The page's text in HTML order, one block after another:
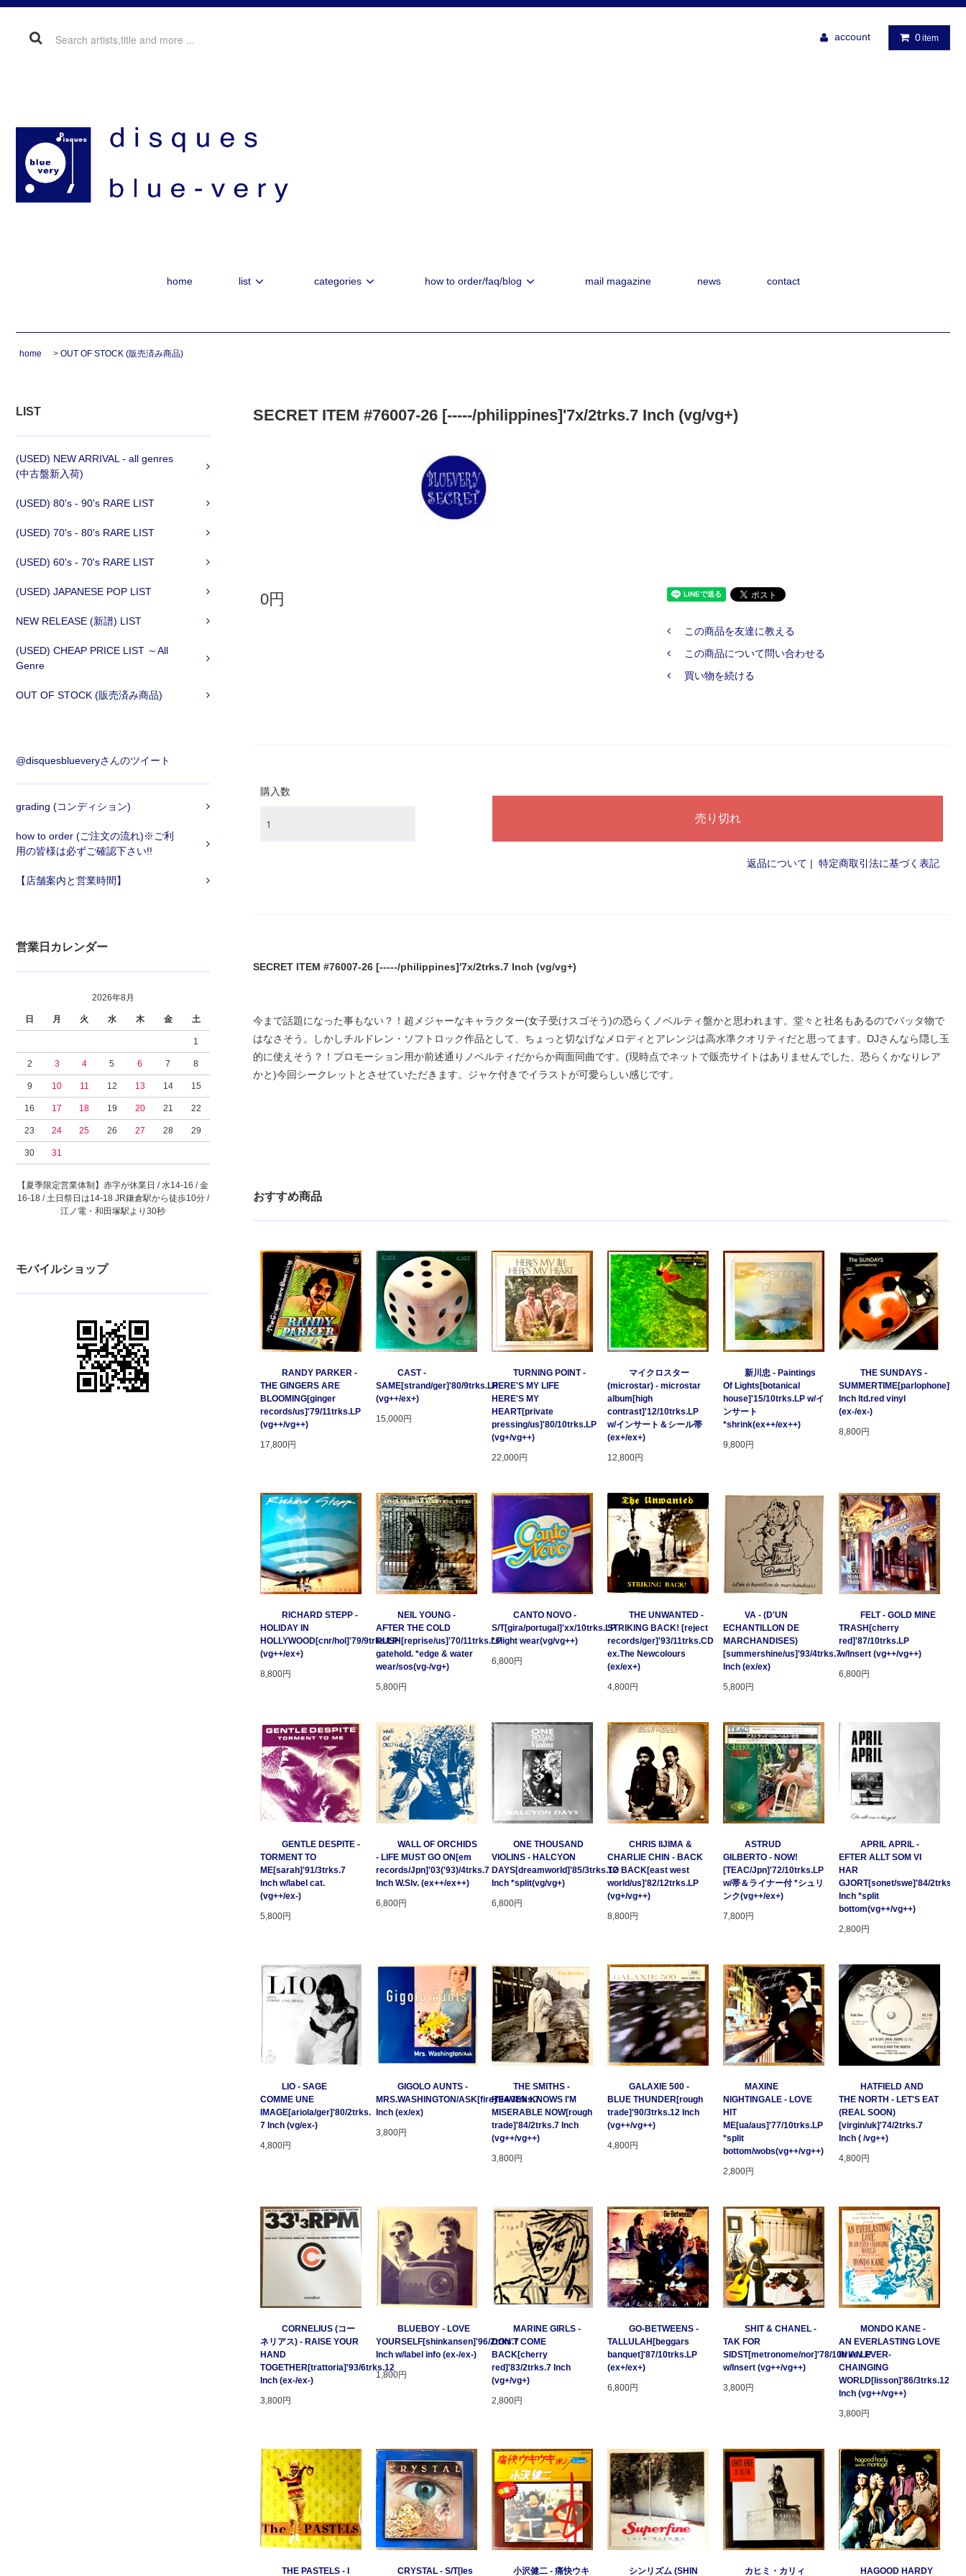
account 0item
home list categories how to order/faq/blog mail magazine news contact
home > OUT OF STOCK (販売済み商品)
LIST
(USED) NEW ARRIVAL - all genres
(中古盤新入荷)
(USED) 80's - 90's RARE LIST
(USED) 70's - 80's RARE LIST
(USED) 60's - 70's RARE LIST
(USED) JAPANESE POP LIST
NEW RELEASE (新譜) LIST
(USED) CHEAP PRICE LIST ～All
Genre
OUT OF STOCK (販売済み商品)
@disquesblueveryさんのツイート
grading (コンディション)
how to order (ご注文の流れ)※ご利
用の皆様は必ずご確認下さい!!
【店舗案内と営業時間】
営業日カレンダー
2026年8月
日 月 火 水 木 金 土
1
2 3 4 5 6 7 8
9 10 11 12 13 14 15
16 17 18 19 20 21 22
23 24 25 26 27 28 29
30 31
【夏季限定営業体制】赤字が休業日 / 水14-16 / 金
16-18 / 土日祭日は14-18 JR鎌倉駅から徒歩10分 /
江ノ電・和田塚駅より30秒
モバイルショップ
SECRET ITEM #76007-26 [-----/philippines]'7x/2trks.7 Inch (vg/vg+)
0円
この商品を友達に教える
この商品について問い合わせる
買い物を続ける
購入数
返品について | 特定商取引法に基づく表記
SECRET ITEM #76007-26 [-----/philippines]'7x/2trks.7 Inch (vg/vg+)
今まで話題になった事もない？！超メジャーなキャラクター(女子受けスゴそう)の恐らくノベルティ盤かと思われます。堂々と社名もあるのでバッタ物で
はなさそう。しかしチルドレン・ソフトロック作品として、ちょっと切なげなメロディとアレンジは高水準クオリティだと思ってます。DJさんなら隠し玉
的に使えそう？！プロモーション用か前述通りノベルティだからか両面同曲です。(現時点でネットで販売サイトはありませんでした、恐らくかなりレア
かと)今回シークレットとさせていただきます。ジャケ付きでイラストが可愛らしい感じです。
おすすめ商品
RANDY PARKER -
THE GINGERS ARE
BLOOMING[ginger
records/us]'79/11trks.LP
(vg++/vg++)
17,800円
CAST -
SAME[strand/ger]'80/9trks.LP
(vg++/ex+)
15,000円
TURNING POINT -
HERE'S MY LIFE
HERE'S MY
HEART[private
pressing/us]'80/10trks.LP
(vg+/vg++)
22,000円
マイクロスター
(microstar) - microstar
album[high
contrast]'12/10trks.LP
w/インサート＆シール帯
(ex+/ex+)
12,800円
新川忠 - Paintings
Of Lights[botanical
house]'15/10trks.LP w/イ
ンサート
*shrink(ex++/ex++)
9,800円
THE SUNDAYS -
Inch ltd.red vinyl
(ex-/ex-)
8,800円
RICHARD STEPP -
HOLIDAY IN
HOLLYWOOD[cnr/hol]'79/9trks.LP
(vg++/ex+)
8,800円
NEIL YOUNG -
AFTER THE COLD
RUSH[reprise/us]'70/11trks.LP
gatehold. *edge & water
wear/sos(vg-/vg+)
5,800円
CANTO NOVO -
S/T[gira/portugal]'xx/10trks.LP
*slight wear(vg/vg++)
6,800円
THE UNWANTED -
STRIKING BACK! [reject
records/ger]'93/11trks.CD
ex.The Newcolours
(ex/ex+)
4,800円
VA - (D'UN
ECHANTILLON DE
MARCHANDISES)
[summershine/us]'93/4trks.7
Inch (ex/ex)
5,800円
FELT - GOLD MINE
TRASH[cherry
red]'87/10trks.LP
w/Insert (vg++/vg++)
6,800円
GENTLE DESPITE -
TORMENT TO
ME[sarah]'91/3trks.7
Inch w/label cat.
(vg++/ex-)
5,800円
WALL OF ORCHIDS
- LIFE MUST GO ON[em
records/Jpn]'03('93)/4trks.7
Inch W.Slv. (ex++/ex++)
6,800円
ONE THOUSAND
VIOLINS - HALCYON
DAYS[dreamworld]'85/3trks.12
Inch *split(vg/vg+)
6,800円
CHRIS IIJIMA &
CHARLIE CHIN - BACK
TO BACK[east west
world/us]'82/12trks.LP
(vg+/vg++)
8,800円
ASTRUD
GILBERTO - NOW!
[TEAC/Jpn]'72/10trks.LP
w/帯＆ライナー付 *シュリ
ンク(vg++/ex+)
7,800円
APRIL APRIL -
EFTER ALLT SOM VI
HAR
GJORT[sonet/swe]'84/2trks.7
Inch *split
bottom(vg++/vg++)
2,800円
LIO - SAGE
COMME UNE
IMAGE[ariola/ger]'80/2trks.
7 Inch (vg/ex-)
4,800円
GIGOLO AUNTS -
MRS.WASHINGTON/ASK[fire]'94/3trks.7
Inch (ex/ex)
3,800円
THE SMITHS -
HEAVEN KNOWS I'M
MISERABLE NOW[rough
trade]'84/2trks.7 Inch
(vg++/vg++)
3,800円
GALAXIE 500 -
BLUE THUNDER[rough
trade]'90/3trks.12 Inch
(vg++/vg++)
4,800円
MAXINE
NIGHTINGALE - LOVE
HIT
ME[ua/aus]'77/10trks.LP
*split
bottom/wobs(vg++/vg++)
2,800円
HATFIELD AND
THE NORTH - LET'S EAT
(REAL SOON)
[virgin/uk]'74/2trks.7
Inch ( /vg++)
4,800円
CORNELIUS (コー
ネリアス) - RAISE YOUR
HAND
TOGETHER[trattoria]'93/6trks.12
Inch (ex-/ex-)
3,800円
BLUEBOY - LOVE
YOURSELF[shinkansen]'96/2trks.7
Inch w/label info (ex-/ex-)
1,800円
MARINE GIRLS -
DON'T COME
BACK[cherry
red]'83/2trks.7 Inch
(vg+/vg+)
2,800円
GO-BETWEENS -
TALLULAH[beggars
banquet]'87/10trks.LP
(ex+/ex+)
6,800円
SHIT & CHANEL -
TAK FOR
SIDST[metronome/nor]'78/10trks.LP
w/Insert (vg++/vg++)
3,800円
MONDO KANE -
AN EVERLASTING LOVE
IN AN EVER-
CHAINGING
WORLD[lisson]'86/3trks.12
Inch (vg++/vg++)
3,800円
THE PASTELS - I CRYSTAL - S/T[les 小沢健二 - 痛快ウキ シンリズム (SHIN カヒミ・カリィ HAGOOD HARDY